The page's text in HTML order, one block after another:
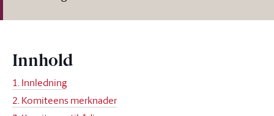
Innhold
1. Innledning
2. Komiteens merknader